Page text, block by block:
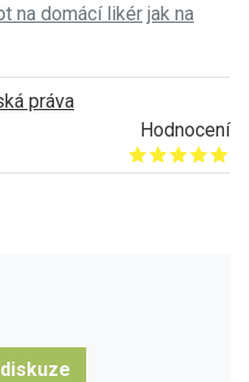
na domácí likér jak na
práva
Hodnocení
Give it 1/5
Give it 2/5
Give it 3/5
Give it 4/5
Give it 5/5